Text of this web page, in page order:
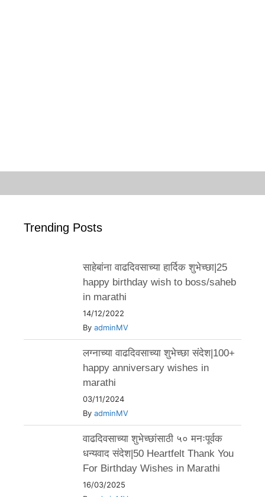
Trending Posts
साहेबांना वाढदिवसाच्या हार्दिक शुभेच्छा|25
happy birthday wish to boss/saheb
in marathi
14/12/2022
By adminMV
लग्नाच्या वाढदिवसाच्या शुभेच्छा संदेश|100+
happy anniversary wishes in
marathi
03/11/2024
By adminMV
वाढदिवसाच्या शुभेच्छांसाठी ५० मनःपूर्वक
धन्यवाद संदेश|50 Heartfelt Thank You
For Birthday Wishes in Marathi
16/03/2025